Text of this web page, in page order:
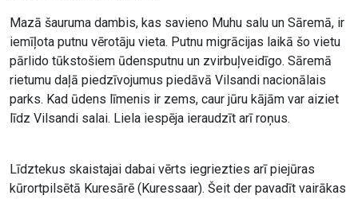
Mazā šauruma dambis, kas savieno Muhu salu un Sāremā, ir
iemīļota putnu vērotāju vieta. Putnu migrācijas laikā šo vietu
pārlido tūkstošiem ūdensputnu un zvirbuļveidīgo. Sāremā
rietumu daļā piedzīvojumus piedāvā Vilsandi nacionālais
parks. Kad ūdens līmenis ir zems, caur jūru kājām var aiziet
līdz Vilsandi salai. Liela iespēja ieraudzīt arī roņus.
Līdztekus skaistajai dabai vērts iegriezties arī piejūras
kūrortpilsētā Kuresārē (Kuressaar). Šeit der pavadīt vairākas